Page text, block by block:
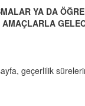
YA DA
AMAÇLARLA
geçerlilik